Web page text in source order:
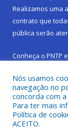
Realizamos uma
contrato que
pública serão
Conheça o PNTP
Todos os
Nós usamos
navegação no
concorda com
Para ter mais
Política de
ACEITO.